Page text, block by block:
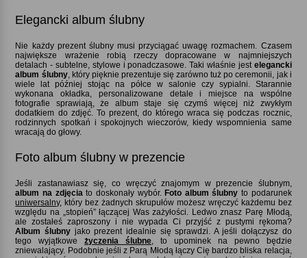
Elegancki album ślubny
Nie każdy prezent ślubny musi przyciągać uwagę rozmachem. Czasem
największe wrażenie robią rzeczy dopracowane w najmniejszych
detalach - subtelne, stylowe i ponadczasowe. Taki właśnie jest elegancki
album ślubny, który pięknie prezentuje się zarówno tuż po ceremonii, jak i
wiele lat później stojąc na półce w salonie czy sypialni. Starannie
wykonana okładka, personalizowane detale i miejsce na wspólne
fotografie sprawiają, że album staje się czymś więcej niż zwykłym
dodatkiem do zdjęć. To prezent, do którego wraca się podczas rocznic,
rodzinnych spotkań i spokojnych wieczorów, kiedy wspomnienia same
wracają do głowy.
Foto album ślubny w prezencie
Jeśli zastanawiasz się, co wręczyć znajomym w prezencie ślubnym,
album na zdjęcia to doskonały wybór.Foto album ślubny to podarunek
uniwersalny, który bez żadnych skrupułów możesz wręczyć każdemu bez
względu na „stopień” łączącej Was zażyłości. Ledwo znasz Parę Młodą,
ale zostałeś zaproszony i nie wypada Ci przyjść z pustymi rękoma
Album ślubny jako prezent idealnie się sprawdzi. A jeśli dołączysz do
tego wyjątkoweżyczenia ślubne , to upominek na pewno będzie
zniewalający. Podobnie jeśli z Parą Młodą łączy Cię bardzo bliska relacja,